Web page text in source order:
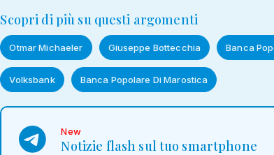
Scopri di più su questi argomenti
Otmar Michaeler Giuseppe Bottecchia Banca
Volksbank Banca Popolare Di Marostica
New
Notizie flash sul tuo smartphone